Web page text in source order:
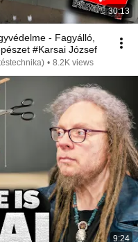
30:13
- Fagyálló,
#Karsai József
• 8.2K views
9:24